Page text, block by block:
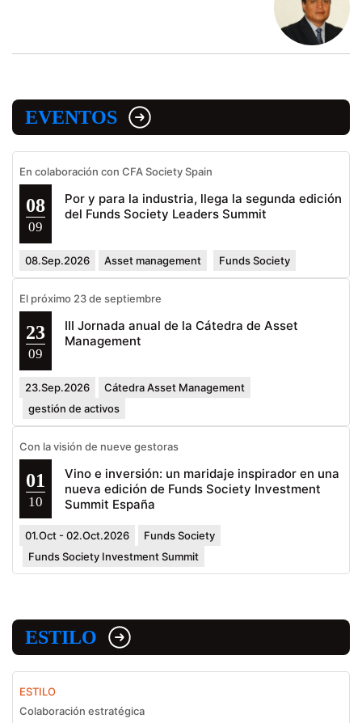
EVENTOS
En colaboración con CFA Society Spain
08
09
Por y para la industria, llega la segunda edición
del Funds Society Leaders Summit
08.Sep.2026 Asset management Funds Society
El próximo 23 de septiembre
23
09
III Jornada anual de la Cátedra de Asset
Management
23.Sep.2026
Cátedra Asset Management
gestión de activos
Con la visión de nueve gestoras
01
10
Vino e inversión: un maridaje inspirador en una
nueva edición de Funds Society Investment
Summit España
01.Oct - 02.Oct.2026
Funds Society
Funds Society Investment Summit
ESTILO
ESTILO
Colaboración estratégica